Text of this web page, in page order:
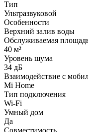
Тип
Ультразвуковой
Особенности
Верхний залив воды
Обслуживаемая
40 м²
Уровень шума
34 дБ
Взаимодействие с
Mi Home
Тип подключения
Wi-Fi
Умный дом
Да
Совместимость